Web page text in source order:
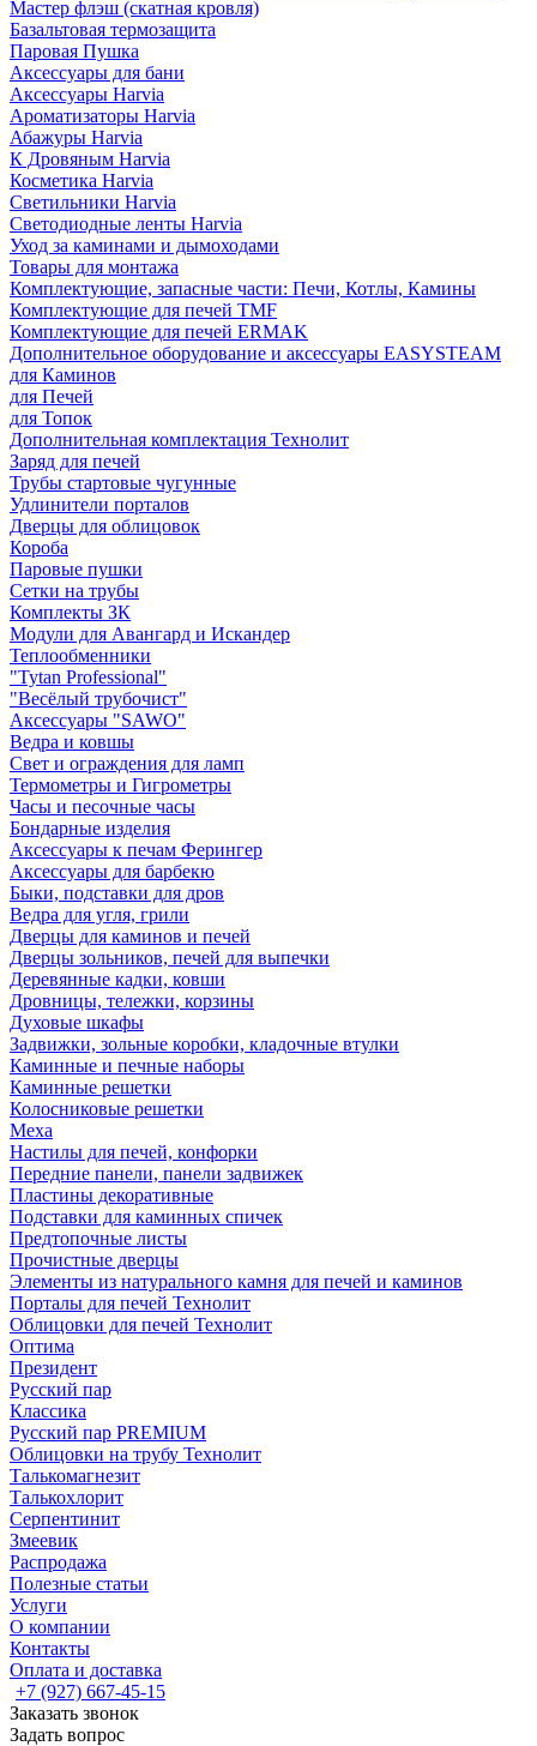
Мастер флэш (скатная кровля)
Базальтовая термозащита
Паровая Пушка
Аксессуары для бани
Аксессуары Harvia
Ароматизаторы Harvia
Абажуры Harvia
К Дровяным Harvia
Косметика Harvia
Светильники Harvia
Светодиодные ленты Harvia
Уход за каминами и дымоходами
Товары для монтажа
Комплектующие, запасные части: Печи, Котлы, Камины
Комплектующие для печей TMF
Комплектующие для печей ERMAK
Дополнительное оборудование и аксессуары EASYSTEAM
для Каминов
для Печей
для Топок
Дополнительная комплектация Технолит
Заряд для печей
Трубы стартовые чугунные
Удлинители порталов
Дверцы для облицовок
Короба
Паровые пушки
Сетки на трубы
Комплекты ЗК
Модули для Авангард и Искандер
Теплообменники
"Tytan Professional"
"Весёлый трубочист"
Аксессуары "SAWO"
Ведра и ковшы
Свет и ограждения для ламп
Термометры и Гигрометры
Часы и песочные часы
Бондарные изделия
Аксессуары к печам Ферингер
Аксессуары для барбекю
Быки, подставки для дров
Ведра для угля, грили
Дверцы для каминов и печей
Дверцы зольников, печей для выпечки
Деревянные кадки, ковши
Дровницы, тележки, корзины
Духовые шкафы
Задвижки, зольные коробки, кладочные втулки
Каминные и печные наборы
Каминные решетки
Колосниковые решетки
Меха
Настилы для печей, конфорки
Передние панели, панели задвижек
Пластины декоративные
Подставки для каминных спичек
Предтопочные листы
Прочистные дверцы
Элементы из натурального камня для печей и каминов
Порталы для печей Технолит
Облицовки для печей Технолит
Оптима
Президент
Русский пар
Классика
Русский пар PREMIUM
Облицовки на трубу Технолит
Талькомагнезит
Талькохлорит
Серпентинит
Змеевик
Распродажа
Полезные статьи
Услуги
О компании
Контакты
Оплата и доставка
+7 (927) 667-45-15
Заказать звонок
Задать вопрос